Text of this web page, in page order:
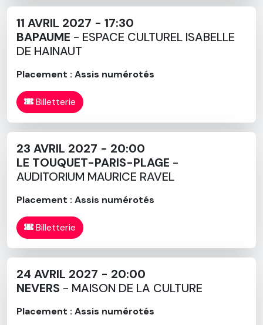
11 AVRIL 2027 - 17:30
BAPAUME - ESPACE CULTUREL ISABELLE
DE HAINAUT
Placement : Assis numérotés
Billetterie
23 AVRIL 2027 - 20:00
LE TOUQUET-PARIS-PLAGE -
AUDITORIUM MAURICE RAVEL
Placement : Assis numérotés
Billetterie
24 AVRIL 2027 - 20:00
NEVERS - MAISON DE LA CULTURE
Placement : Assis numérotés